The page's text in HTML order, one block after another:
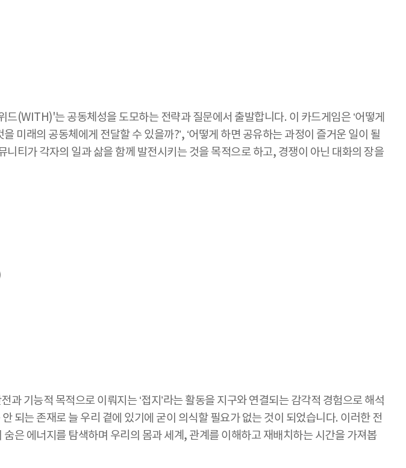
는 공동체성을 도모하는 전략과 질문에서 출발합니다. 이 카드게임은 ‘어떻게
미래의 공동체에게 전달할 수 있을까?’, ‘어떻게 하면 공유하는 과정이 즐거운 일이 될
티가 각자의 일과 삶을 함께 발전시키는 것을 목적으로 하고, 경쟁이 아닌 대화의 장을
기능적 목적으로 이뤄지는 ‘접지’라는 활동을 지구와 연결되는 감각적 경험으로 해석
되는 존재로 늘 우리 곁에 있기에 굳이 의식할 필요가 없는 것이 되었습니다. 이러한 전
은 에너지를 탐색하며 우리의 몸과 세계, 관계를 이해하고 재배치하는 시간을 가져봅